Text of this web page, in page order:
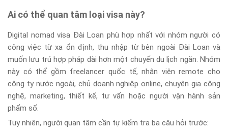
Ai có thể quan tâm loại visa này?
Digital nomad visa Đài Loan phù hợp nhất với nhóm người có
công việc từ xa ổn định, thu nhập từ bên ngoài Đài Loan và
muốn lưu trú hợp pháp dài hơn một chuyến du lịch ngắn. Nhóm
này có thể gồm freelancer quốc tế, nhân viên remote cho
công ty nước ngoài, chủ doanh nghiệp online, chuyên gia công
nghệ, marketing, thiết kế, tư vấn hoặc người vận hành sản
phẩm số.
Tuy nhiên, người quan tâm cần tự kiểm tra ba câu hỏi trước: